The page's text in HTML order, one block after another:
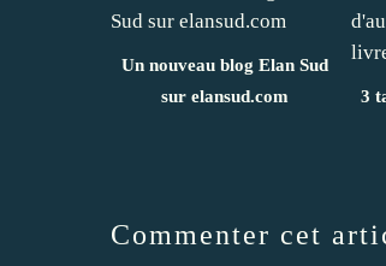
Un nouveau blog Elan Sud
sur elansud.com
3
Commenter cet